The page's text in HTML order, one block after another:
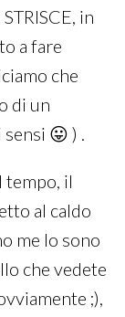
in
a fare
che
di un
😛 ) .
tempo, il
al caldo
me lo sono
che vedete
;),